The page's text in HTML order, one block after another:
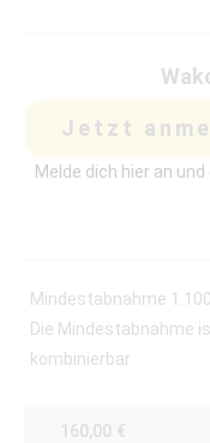
Jetzt
Melde dich hier an
Mindestabnahme
Die Mindestabnahme
kombinierbar
160,00 €